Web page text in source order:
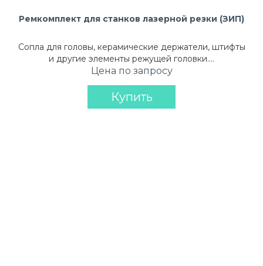
Ремкомплект для станков лазерной резки (ЗИП)
Сопла для головы, керамические держатели, штифты
и другие элементы режущей головки….
Цена по запросу
Купить